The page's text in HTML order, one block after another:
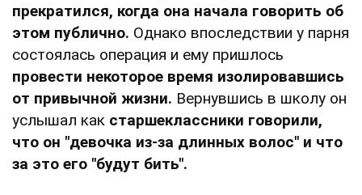
прекратился, когда она начала говорить об
этом публично. Однако впоследствии у парня
состоялась операция и ему пришлось
провести некоторое время изолировавшись
от привычной жизни. Вернувшись в школу он
услышал как старшеклассники говорили,
что он "девочка из-за длинных волос" и что
за это его "будут бить".